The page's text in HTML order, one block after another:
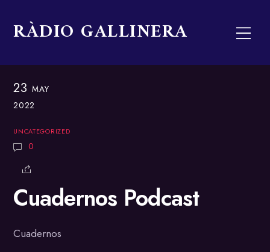
content
RÀDIO GALLINERA Menu
23 MAY
2022
UNCATEGORIZED
0
Cuadernos Podcast
Cuadernos